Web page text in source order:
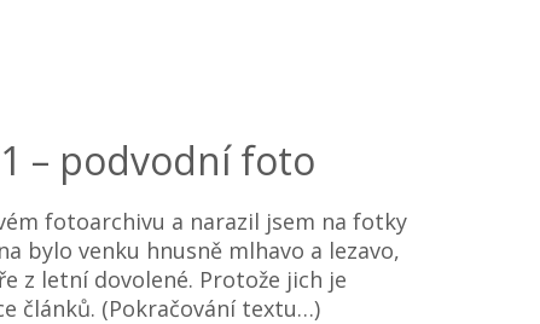
– podvodní foto
fotoarchivu a narazil jsem na fotky
bylo venku hnusně mlhavo a lezavo,
z letní dovolené. Protože jich je
článků. (Pokračování textu…)